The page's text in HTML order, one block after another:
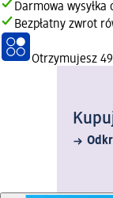
Darmowa wysyłka
Bezpłatny zwrot
Otrzymujesz